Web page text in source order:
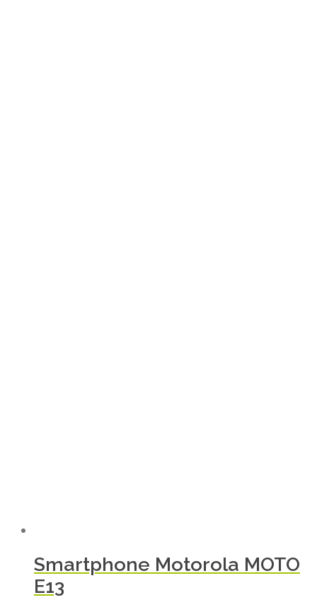
Smartphone Motorola MOTO
E13